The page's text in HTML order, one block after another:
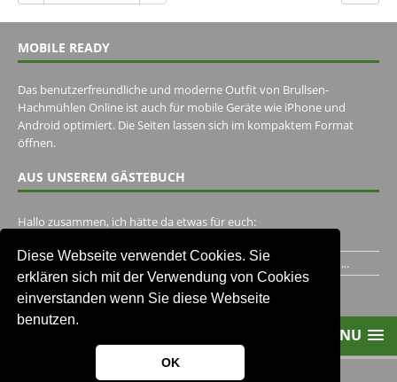
Diese Webseite verwendet Cookies. Sie
erklären sich mit der Verwendung von Cookies
einverstanden wenn Sie diese Webseite
benutzen.
OK
MOBILE READY
Das benutzerfreundliche und moderne Outfit von Brullsen-
Hachmühlen Online ist auch für mobile Geräte wie iPhone und
Android optimiert. Die Seiten lassen sich im kompaktem Format
öffnen.
AUS UNSEREM GÄSTEBUCH
Hallo zusammen, ich hätte da etwas für euch:
Ich habe ein Jahr im Gasthaus Hugo Pape verbracht..Habe ihn...
Unser Gästebuch besuchen
MENU